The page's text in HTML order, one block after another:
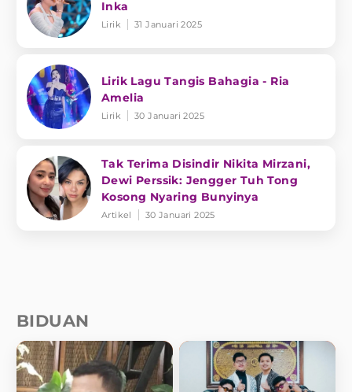
Inka
Lirik 31 Januari 2025
Lirik Lagu Tangis Bahagia - Ria
Amelia
Lirik 30 Januari 2025
Tak Terima Disindir Nikita Mirzani,
Dewi Perssik: Jengger Tuh Tong
Kosong Nyaring Bunyinya
Artikel 30 Januari 2025
BIDUAN